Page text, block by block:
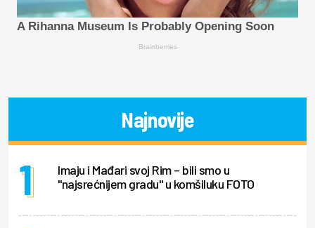
A Rihanna Museum Is Probably Opening Soon
Brainberries
Najnovije
Imaju i Mađari svoj Rim – bili smo u
"najsrećnijem gradu" u komšiluku FOTO